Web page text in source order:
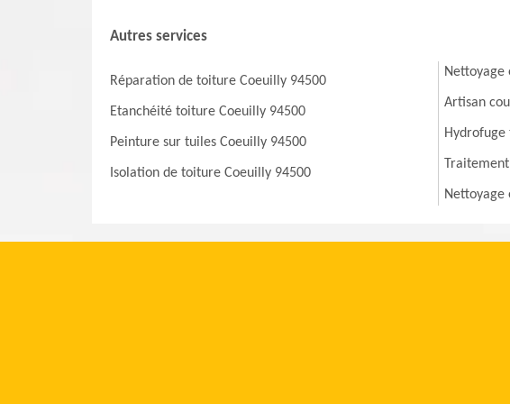
Autres services
Réparation de toiture Coeuilly 94500
Etanchéité toiture Coeuilly 94500
Peinture sur tuiles Coeuilly 94500
Isolation de toiture Coeuilly 94500
Nettoyage
Artisan
Nettoyage